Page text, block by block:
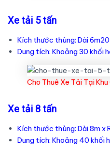
Xe tải 5 tấn
Kích thước thùng: Dài
Dung tích: Khoảng 30 khối
Cho Thuê Xe Tải Tại
Xe tải 8 tấn
Kích thước thùng: Dài 8m x
Dung tích: Khoảng 40 khối